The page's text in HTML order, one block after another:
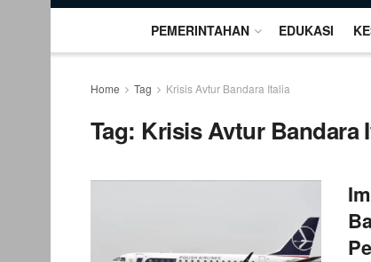
PEMERINTAHAN EDUKASI
Home Tag Krisis Avtur Bandara Italia
Tag: Krisis Avtur Bandara